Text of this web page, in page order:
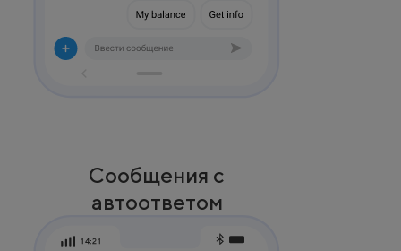
Сообщения с
автоответом